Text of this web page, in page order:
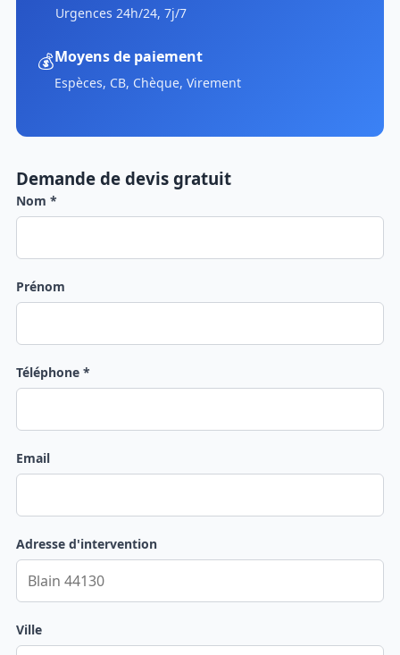
Urgences 24h/24, 7j/7
💰Moyens de paiement
Espèces, CB, Chèque, Virement
Demande de devis gratuit
Nom *
Prénom
Téléphone *
Email
Adresse d'intervention
Ville